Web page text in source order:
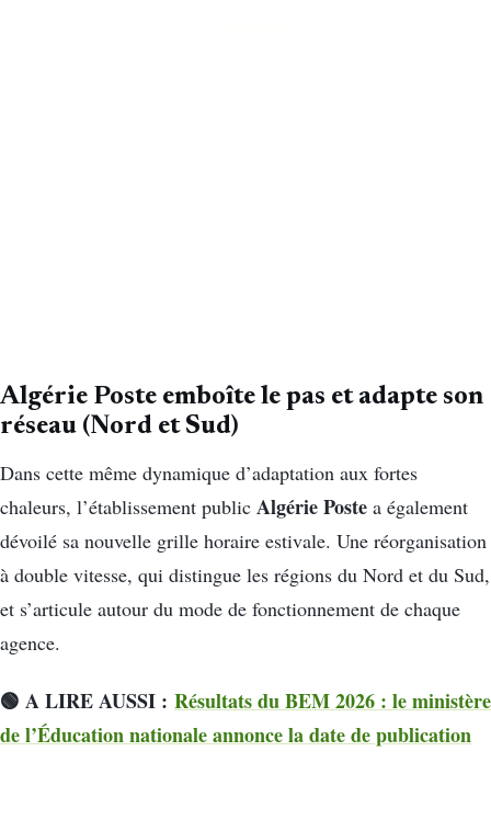
Algérie Poste emboîte le pas et adapte son
réseau (Nord et Sud)
Dans cette même dynamique d’adaptation aux fortes
chaleurs, l’établissement public Algérie Poste a également
dévoilé sa nouvelle grille horaire estivale. Une réorganisation
à double vitesse, qui distingue les régions du Nord et du Sud,
et s’articule autour du mode de fonctionnement de chaque
agence.
🟢 A LIRE AUSSI : Résultats du BEM 2026 : le ministère
de l’Éducation nationale annonce la date de publication